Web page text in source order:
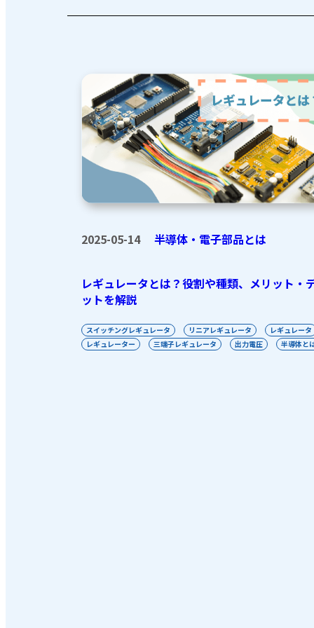
2025-05-14 半導体・電子部品とは
レギュレータとは？役割や種類、メリット・
ットを解説
スイッチングレギュレータ リニアレギュレータ
レギュレータ
レギュレーター
三端子レギュレータ 出力電圧 半導体と